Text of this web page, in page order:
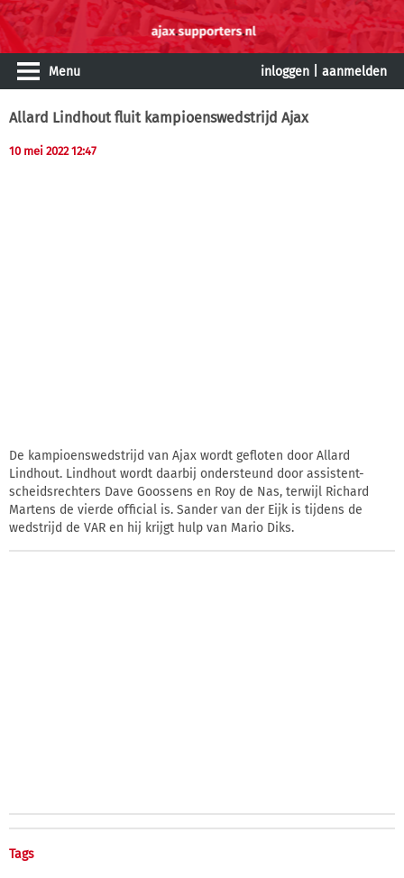
Menu inloggen aanmelden
Allard Lindhout fluit kampioenswedstrijd Ajax
10 mei 2022 12:47
De kampioenswedstrijd van Ajax wordt gefloten door Allard
Lindhout. Lindhout wordt daarbij ondersteund door assistent-
scheidsrechters Dave Goossens en Roy de Nas, terwijl Richard
Martens de vierde official is. Sander van der Eijk is tijdens de
wedstrijd de VAR en hij krijgt hulp van Mario Diks.
Tags